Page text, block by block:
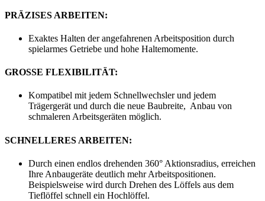
PRÄZISES ARBEITEN:
Exaktes Halten der angefahrenen Arbeitsposition durch
spielarmes Getriebe und hohe Haltemomente.
GROSSE FLEXIBILITÄT:
Kompatibel mit jedem Schnellwechsler und jedem
Trägergerät und durch die neue Baubreite, Anbau von
schmaleren Arbeitsgeräten möglich.
SCHNELLERES ARBEITEN:
Durch einen endlos drehenden 360° Aktionsradius, erreichen
Ihre Anbaugeräte deutlich mehr Arbeitspositionen.
Beispielsweise wird durch Drehen des Löffels aus dem
Tieflöffel schnell ein Hochlöffel.